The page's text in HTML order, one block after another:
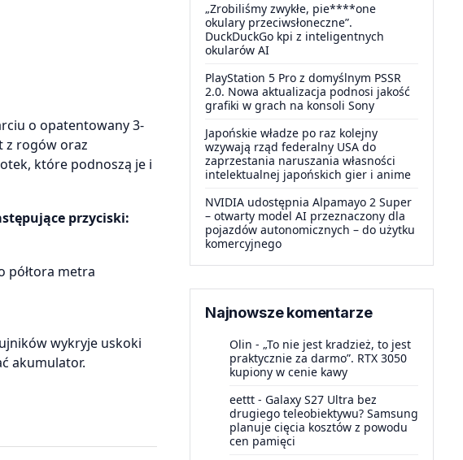
o opatentowany 3-
z rogów oraz
które podnoszą je i
przyciski:
półtora metra
wykryje uskoki
akumulator.
„Zrobiliśmy zwykłe, pie****one
okulary przeciwsłoneczne”.
DuckDuckGo kpi z inteligentnych
okularów AI
PlayStation 5 Pro z domyślnym PSSR
2.0. Nowa aktualizacja podnosi jakość
grafiki w grach na konsoli Sony
Japońskie władze po raz kolejny
wzywają rząd federalny USA do
zaprzestania naruszania własności
intelektualnej japońskich gier i anime
NVIDIA udostępnia Alpamayo 2 Super
– otwarty model AI przeznaczony dla
pojazdów autonomicznych – do użytku
komercyjnego
Najnowsze komentarze
Olin - „To nie jest kradzież, to jest
praktycznie za darmo”. RTX 3050
kupiony w cenie kawy
eettt - Galaxy S27 Ultra bez
drugiego teleobiektywu? Samsung
planuje cięcia kosztów z powodu
cen pamięci